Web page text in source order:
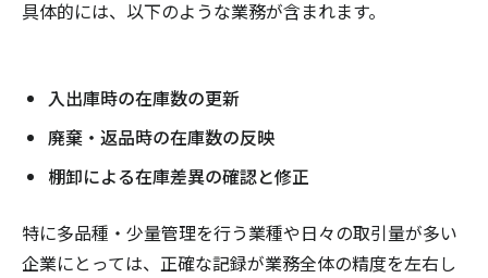
具体的には、以下のような業務が含まれます。
入出庫時の在庫数の更新
廃棄・返品時の在庫数の反映
棚卸による在庫差異の確認と修正
特に多品種・少量管理を行う業種や日々の取引量が多い
企業にとっては、正確な記録が業務全体の精度を左右し